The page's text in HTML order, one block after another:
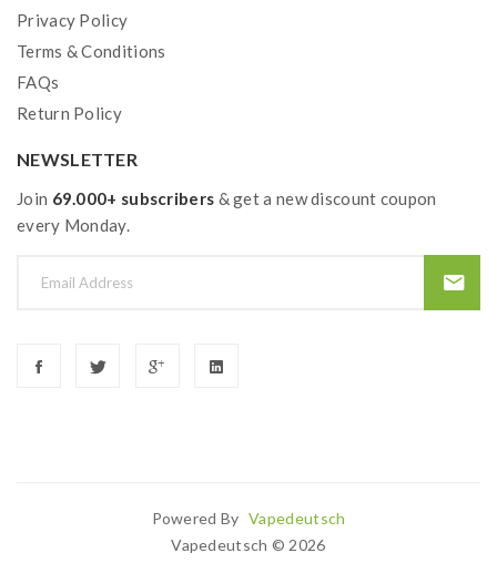
Privacy Policy
Terms & Conditions
FAQs
Return Policy
NEWSLETTER
Join 69.000+ subscribers & get a new discount coupon
every Monday.
Powered By
Judi Online 78win Slot Gacor78win
Vapedeutsch
Vapedeutsch © 2026